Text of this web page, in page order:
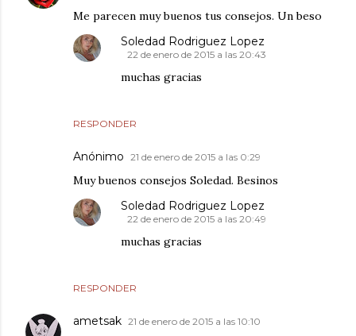
Me parecen muy buenos tus consejos. Un beso
RESPONDER
Soledad Rodriguez Lopez
22 de enero de 2015 a las 20:43
muchas gracias
Anónimo 21 de enero de 2015 a las 0:29
Muy buenos consejos Soledad. Besinos
RESPONDER
Soledad Rodriguez Lopez
22 de enero de 2015 a las 20:49
muchas gracias
ametsak 21 de enero de 2015 a las 10:10